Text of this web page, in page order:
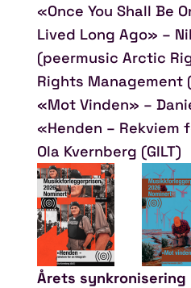
«Once You Shall Be
Lived Long Ago» –
(peermusic Arctic
Rights Management
«Mot Vinden» –
«Henden –
Ola Kvernberg (GILT)
Årets synkronisering